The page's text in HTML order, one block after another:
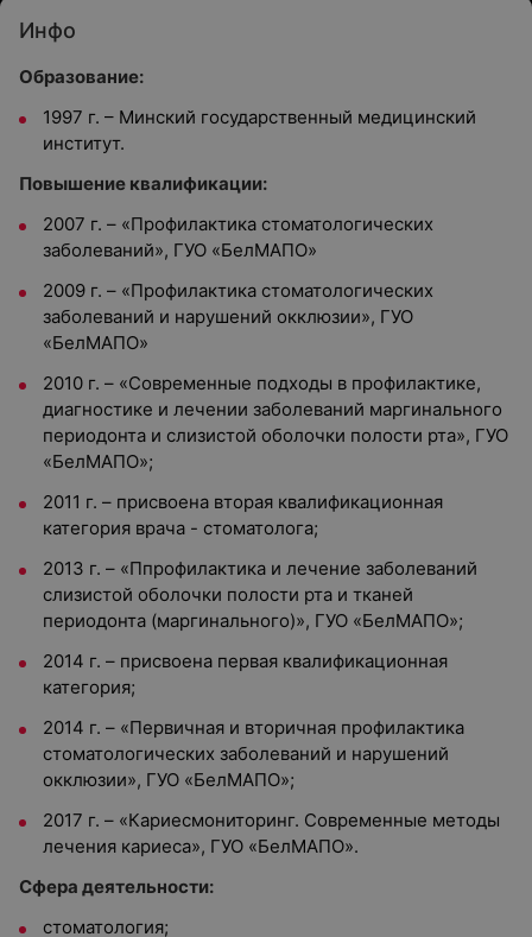
Инфо
Образование:
1997 г. – Минский государственный медицинский
институт.
Повышение квалификации:
2007 г. – «Профилактика стоматологических
заболеваний», ГУО «БелМАПО»
2009 г. – «Профилактика стоматологических
заболеваний и нарушений окклюзии», ГУО
«БелМАПО»
2010 г. – «Современные подходы в профилактике,
диагностике и лечении заболеваний маргинального
периодонта и слизистой оболочки полости рта», ГУО
«БелМАПО»;
2011 г. – присвоена вторая квалификационная
категория врача - стоматолога;
2013 г. – «Ппрофилактика и лечение заболеваний
слизистой оболочки полости рта и тканей
периодонта (маргинального)», ГУО «БелМАПО»;
2014 г. – присвоена первая квалификационная
категория;
2014 г. – «Первичная и вторичная профилактика
стоматологических заболеваний и нарушений
окклюзии», ГУО «БелМАПО»;
2017 г. – «Кариесмониторинг. Современные методы
лечения кариеса», ГУО «БелМАПО».
Сфера деятельности:
стоматология;